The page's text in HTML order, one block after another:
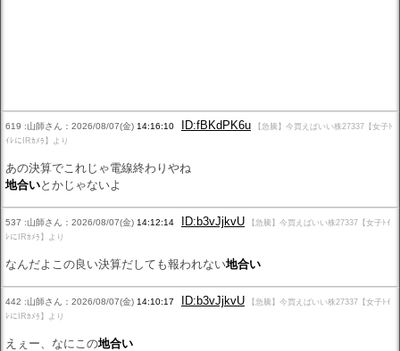
619 :山師さん：2026/08/07(金) 14:16:10 ID:fBKdPK6u
【急騰】今買えばいい株27337【女子ﾄ
ｲﾚにIRｶﾒﾗ】より
あの決算でこれじゃ電線終わりやね
地合いとかじゃないよ
537 :山師さん：2026/08/07(金) 14:12:14 ID:b3vJjkvU
【急騰】今買えばいい株27337【女子ﾄｲ
ﾚにIRｶﾒﾗ】より
なんだよこの良い決算だしても報われない地合い
442 :山師さん：2026/08/07(金) 14:10:17 ID:b3vJjkvU
【急騰】今買えばいい株27337【女子ﾄｲ
ﾚにIRｶﾒﾗ】より
えぇー、なにこの地合い